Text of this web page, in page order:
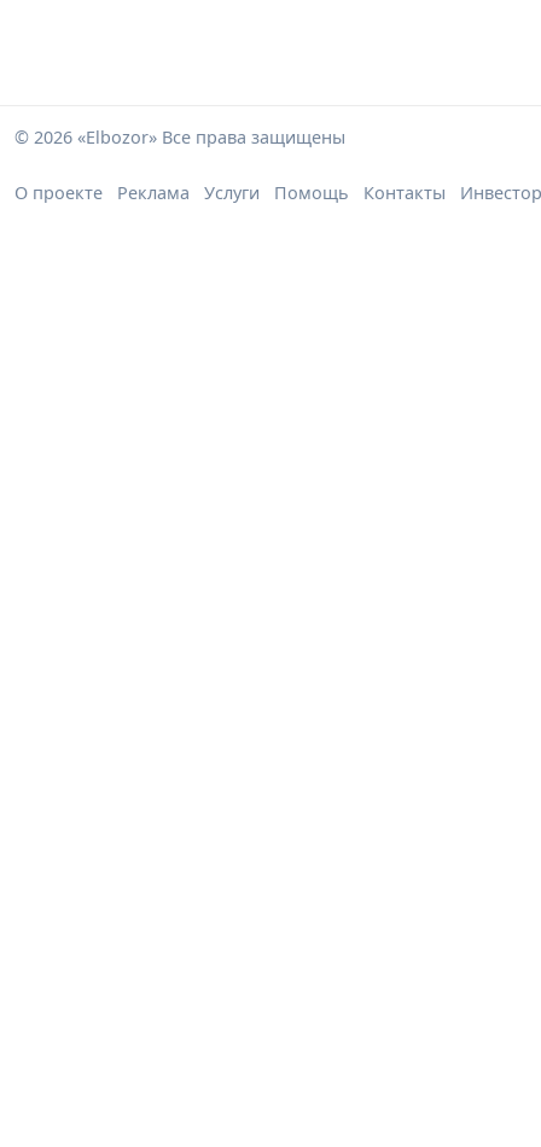
© 2026 «Elbozor» Все права защищены
О проекте Реклама Услуги Помощь Контакты